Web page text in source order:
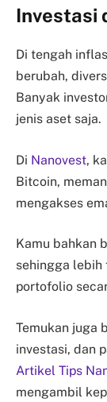
Investasi
Di tengah
berubah,
Banyak
jenis aset saja.
Di Nanovest,
Bitcoin,
mengakses
Kamu bahkan
sehingga
portofolio
Temukan juga
investasi, dan
Artikel Tips
mengambil